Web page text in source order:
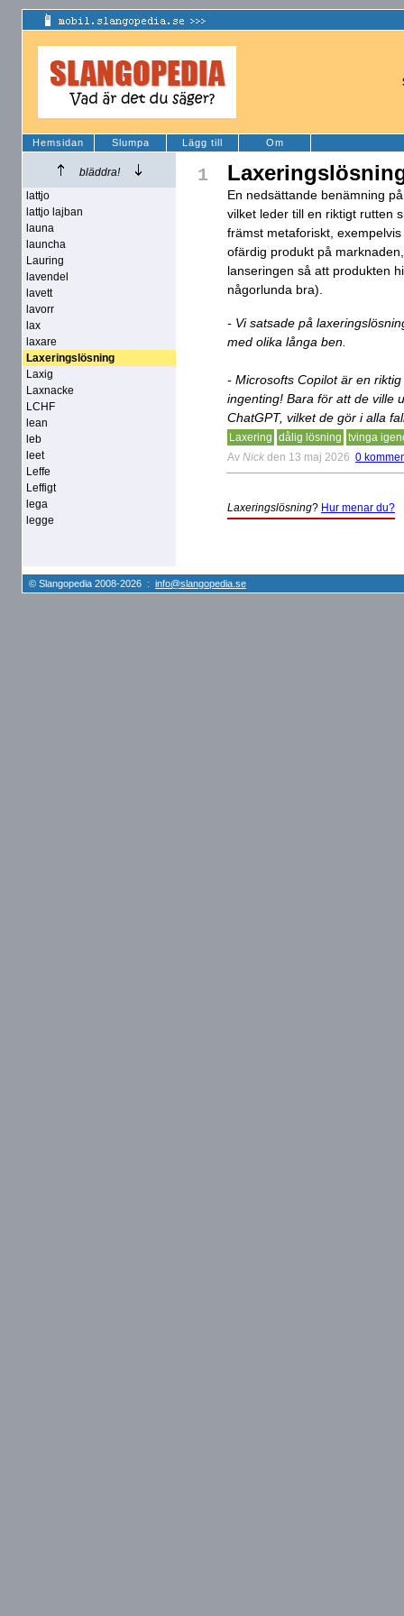
Hemsidan Slumpa Lägg till Om
bläddra!
lattjo
lattjo lajban
launa
launcha
Lauring
lavendel
lavett
lavorr
lax
laxare
Laxeringslösning
Laxig
Laxnacke
LCHF
lean
leb
leet
Leffe
Leffigt
lega
legge
1
En nedsättande benämning
vilket leder till en riktigt rutten
främst metaforiskt,
ofärdig produkt på
lanseringen så att produkten
någorlunda bra).
- Vi satsade på
med olika långa ben.
- Microsofts Copilot är en
ingenting! Bara för att de ville
ChatGPT, vilket de gör i alla
Laxering dålig lösning tvinga
Av Nick den 13 maj 2026 0
Laxeringslösning? Hur menar du?
© Slangopedia 2008-2026 : info@slangopedia.se